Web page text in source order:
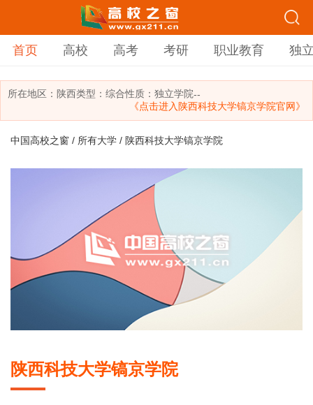
首页 高校 高考 考研 职业教育 独
所在地区： 陕西类型： 综合性质：独立学院--
《点击进入陕西科技大学镐京学院官网》
中国高校之窗 / 所有大学 / 陕西科技大学镐京学院
陕西科技大学镐京学院